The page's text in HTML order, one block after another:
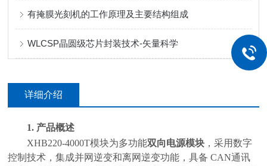
有掩膜光刻机的工作原理及主要结构组成
WLCSP晶圆级芯片封装技术-矢量科学
详细介绍
1. 产品概述
XHB220-4000T模块为多功能双向电源模块 ，采用数字
控制技术，集成并网逆变和离网逆变功能，具备 CAN通讯